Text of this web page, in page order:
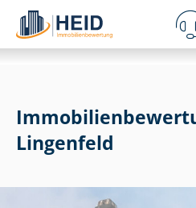
Lingenfeld